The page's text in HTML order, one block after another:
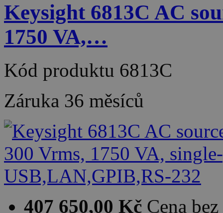
Keysight 6813C AC
1750 VA,…
Kód produktu 6813C
Záruka 36 měsíců
407 650,00 Kč Cena